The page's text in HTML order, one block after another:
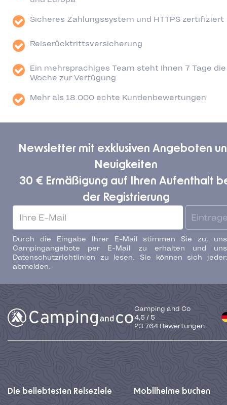
Sicheres Zahlungssystem und HTTPS zertifiziert
Reiserücktrittsversicherung
Ein mehrsprachiges Team steht Ihnen 7 Tage die
Woche zur Verfügung
Mehr als 18.000 echte Kundenbewertungen
Newsletter mit exklusiven Angeboten
Neuigkeiten
30 € Ermäßigung auf Ihren Aufenthalt
der Registrierung
Durch die Eingabe Ihrer E-Mail stimmen Sie zu,
Campingangebote per E-Mail zu erhalten und
Datenschutzrichtlinien zu lesen. Sie können sich
abmelden.
Camping and Co
4,5 / 5
23 764Bewertungen
Die beliebtesten Reiseziele Mobilheime buchen